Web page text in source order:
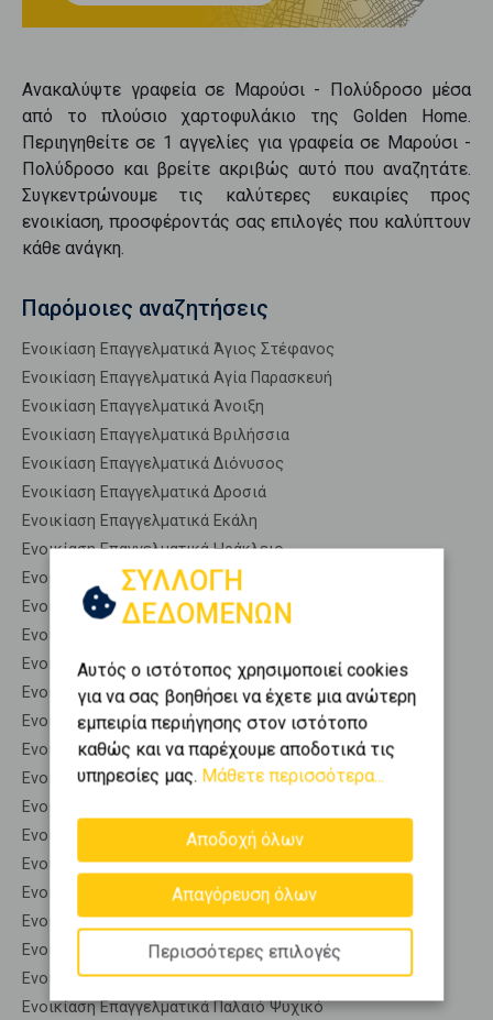
Ανακαλύψτε γραφείασε Μαρούσι - Πολύδροσο μέσα
από το πλούσιο χαρτοφυλάκιο της Golden Home.
Περιηγηθείτε σε 1 αγγελίες για γραφείασε Μαρούσι -
Πολύδροσο και βρείτε ακριβώς αυτό που αναζητάτε.
Συγκεντρώνουμε τις καλύτερες ευκαιρίες προς
ενοικίαση, προσφέροντάς σας επιλογές που καλύπτουν
κάθε ανάγκη.
Παρόμοιες αναζητήσεις
Ενοικίαση Επαγγελματικά Άγιος Στέφανος
Ενοικίαση Επαγγελματικά Αγία Παρασκευή
Ενοικίαση Επαγγελματικά Άνοιξη
Ενοικίαση Επαγγελματικά Βριλήσσια
Ενοικίαση Επαγγελματικά Διόνυσος
Ενοικίαση Επαγγελματικά Δροσιά
Ενοικίαση Επαγγελματικά Εκάλη
Ενοικίαση Επαγγελματικά Ηράκλειο
Ενοικίαση Επαγγελματικά Κηφισιά
Ενοικίαση Επαγγελματικά Κρυονέρι
Ενοικίαση Επαγγελματικά Λυκόβρυση
Ενοικίαση Επαγγελματικά Μαρούσι
Ενοικίαση Επαγγελματικά Μελίσσια
Ενοικίαση Επαγγελματικά Νέα Ερυθραία
Ενοικίαση Επαγγελματικά Νέο Ψυχικό
Ενοικίαση Επαγγελματικά Παπάγου
Ενοικίαση Επαγγελματικά Πεντέλη
Ενοικίαση Επαγγελματικά Πεύκη
Ενοικίαση Επαγγελματικά Ροδόπολη
Ενοικίαση Επαγγελματικά Σταμάτα
Ενοικίαση Επαγγελματικά Φιλοθέη
Ενοικίαση Επαγγελματικά Χαλάνδρι
Ενοικίαση Επαγγελματικά Χολαργός
Ενοικίαση Επαγγελματικά Παλαιό Ψυχικό
ΣΥΛΛΟΓΗ
ΔΕΔΟΜΕΝΩΝ
Αυτός ο ιστότοπος χρησιμοποιεί cookies
για να σας βοηθήσει να έχετε μια ανώτερη
εμπειρία περιήγησης στον ιστότοπο
καθώς και να παρέχουμε αποδοτικά τις
υπηρεσίες μας. Μάθετε περισσότερα...
Αποδοχή όλων
Απαγόρευση όλων
Περισσότερες επιλογές